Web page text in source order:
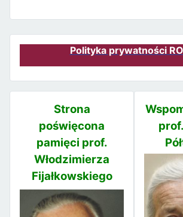
Polityka prywatności
Strona
poświęcona
pamięci prof.
Włodzimierza
Fijałkowskiego